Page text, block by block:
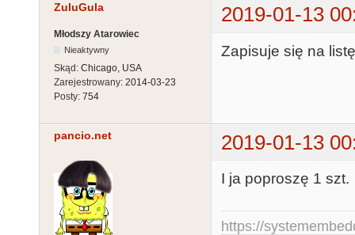
ZuluGula 2019-01-13
Młodszy Atarowiec
Nieaktywny
Skąd: Chicago, USA
Zarejestrowany: 2014-03-23
Posty: 754
Zapisuje się na
pancio.net 2019-01-13
I ja poproszę 1 szt.
https://